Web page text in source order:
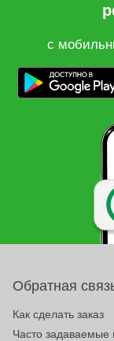
с
Обратная
Как сделать заказ
Часто задаваемые